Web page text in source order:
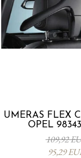
UMERAS FLEX
OPEL
109,92
95,29